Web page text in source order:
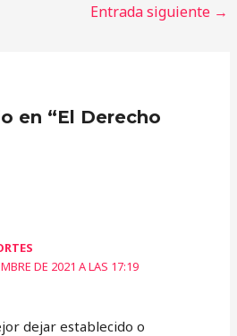
Entrada siguiente →
en “El Derecho
DE 2021 A LAS 17:19
dejar establecido o